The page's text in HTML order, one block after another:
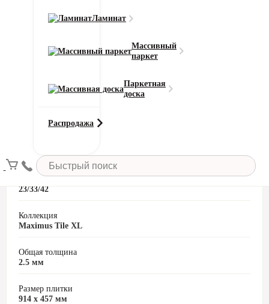
Ламинат
Массивный
паркет
Паркетная
доска
Распродажа
Заказать вызов
Характеристики товара
Класс эксплуатации
23/33/42
Коллекция
Maximus Tile XL
Общая толщина
2.5 мм
Размер плитки
914 х 457 мм